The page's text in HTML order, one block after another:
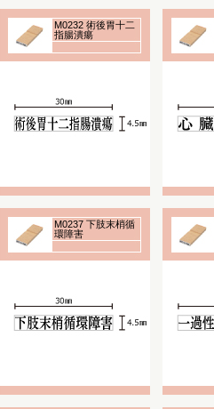
M0232 術後胃十二
指腸潰瘍
M0237 下肢末梢循
環障害